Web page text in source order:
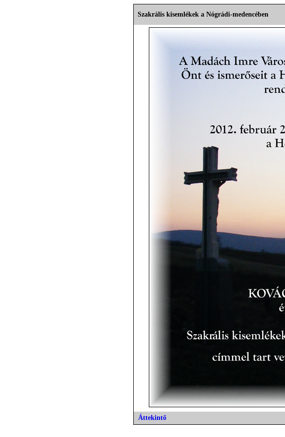
Szakrális kisemlékek a Nógrádi-medencében
Áttekintő